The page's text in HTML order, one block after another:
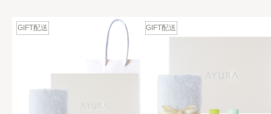
GIFT配送 GIFT配送